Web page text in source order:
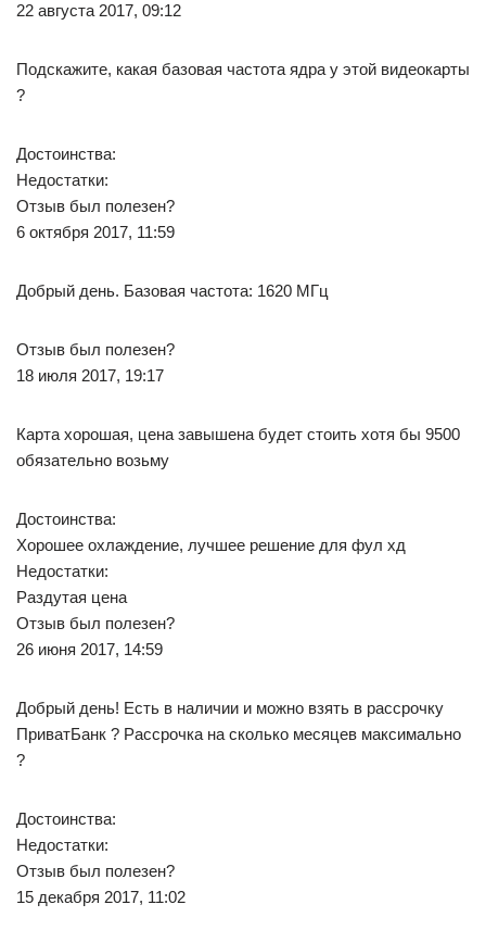
22 августа 2017, 09:12
Подскажите, какая базовая частота ядра у этой видеокарты
?
Достоинства:
Недостатки:
Отзыв был полезен?
6 октября 2017, 11:59
Добрый день. Базовая частота: 1620 МГц
Отзыв был полезен?
18 июля 2017, 19:17
Карта хорошая, цена завышена будет стоить хотя бы 9500
обязательно возьму
Достоинства:
Хорошее охлаждение, лучшее решение для фул хд
Недостатки:
Раздутая цена
Отзыв был полезен?
26 июня 2017, 14:59
Добрый день! Есть в наличии и можно взять в рассрочку
ПриватБанк ? Рассрочка на сколько месяцев максимально
?
Достоинства:
Недостатки:
Отзыв был полезен?
15 декабря 2017, 11:02